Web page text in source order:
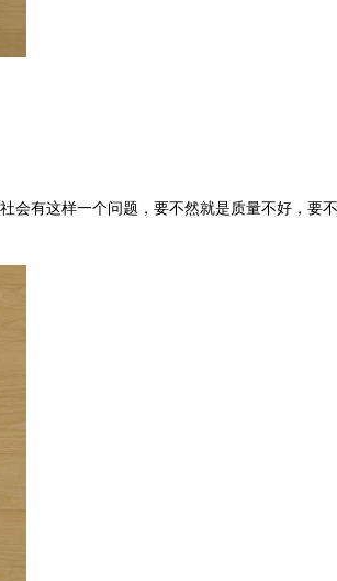
有这样一个问题，要不然就是质量不好，